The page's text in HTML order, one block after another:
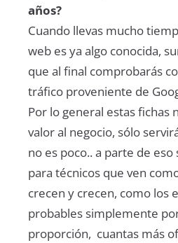
años?
Cuando llevas mucho
web es ya algo conocida,
que al final comprobarás
tráfico proveniente de
Por lo general estas fichas
valor al negocio, sólo
no es poco.. a parte de
para técnicos que ven
crecen y crecen, como los
probables simplemente
proporción, cuantas más